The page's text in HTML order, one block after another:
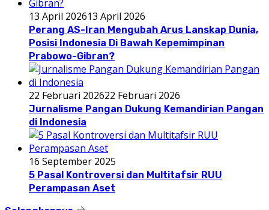
13 April 202613 April 2026
Perang AS-Iran Mengubah Arus Lanskap Dunia,
Posisi Indonesia Di Bawah Kepemimpinan
Prabowo-Gibran?
22 Februari 202622 Februari 2026
Jurnalisme Pangan Dukung Kemandirian Pangan
di Indonesia
16 September 2025
5 Pasal Kontroversi dan Multitafsir RUU
Perampasan Aset